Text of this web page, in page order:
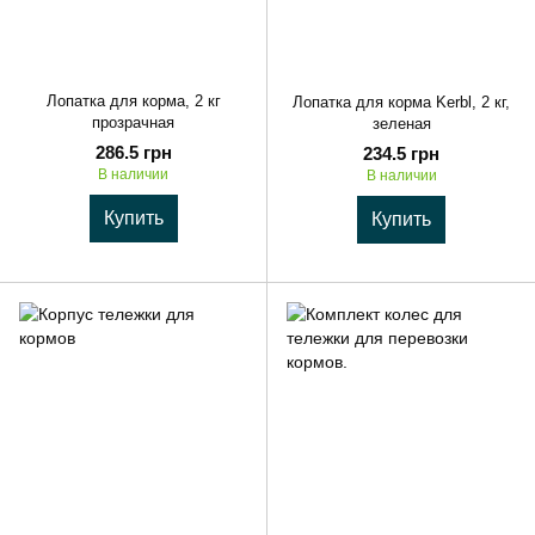
Лопатка для корма, 2 кг
прозрачная
286.5 грн
В наличии
Купить
Лопатка для корма Kerbl, 2 кг,
зеленая
234.5 грн
В наличии
Купить